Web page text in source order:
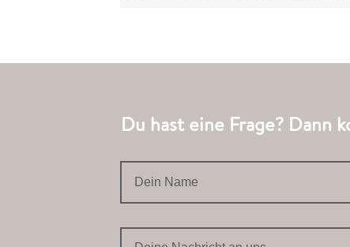
Du hast eine Frage? Dann